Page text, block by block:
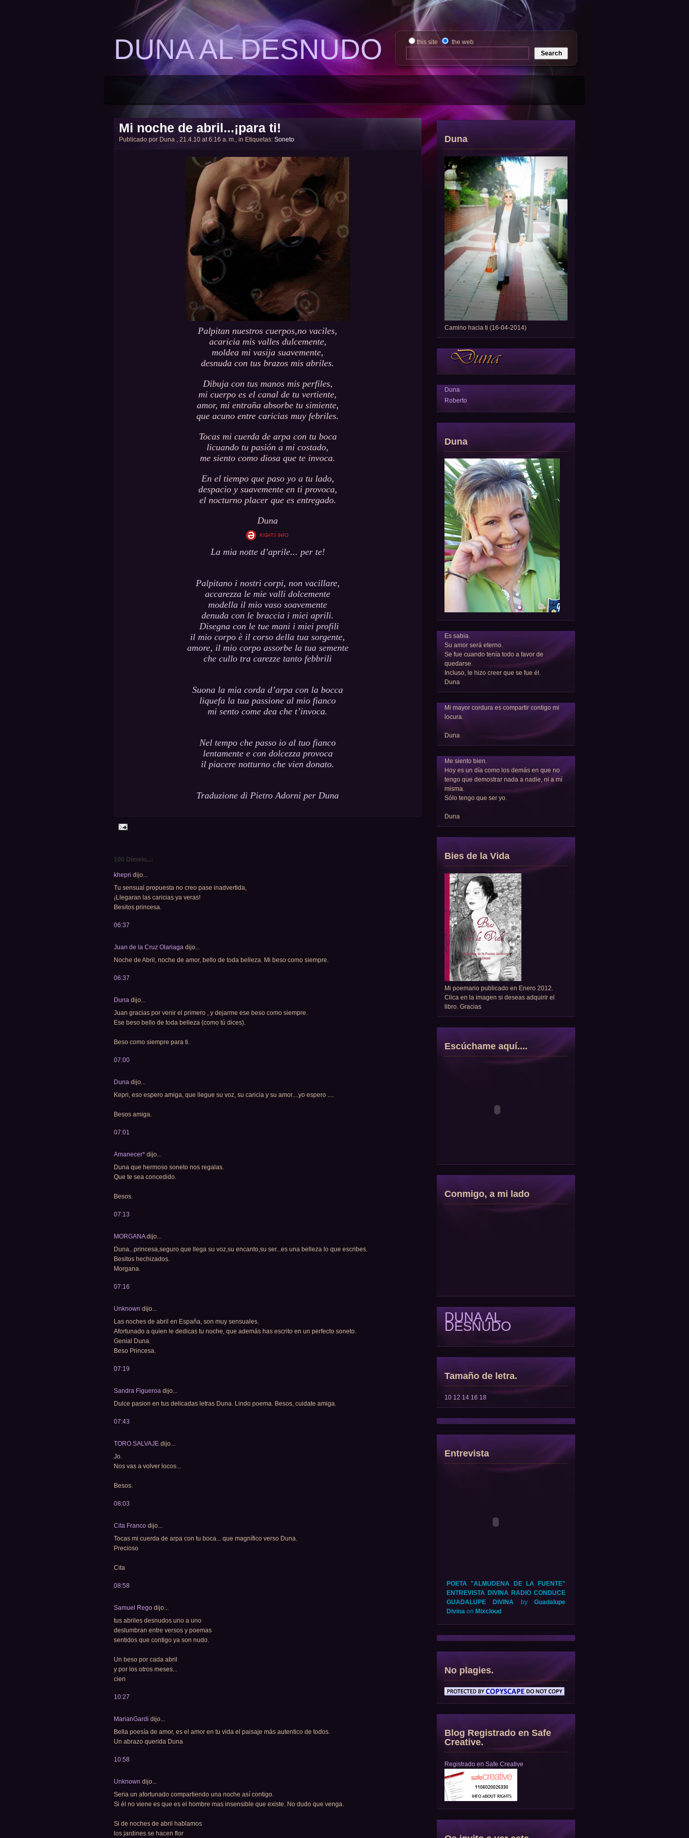
DUNA AL DESNUDO this site the web
Mi noche de abril...¡para ti!
Publicado por Duna , 21.4.10 at 6:16 a. m., in Etiquetas: Soneto
Palpitan nuestros cuerpos,no vaciles,
acaricia mis valles dulcemente,
moldea mi vasija suavemente,
desnuda con tus brazos mis abriles.
Dibuja con tus manos mis perfiles,
mi cuerpo es el canal de tu vertiente,
amor, mi entraña absorbe tu simiente,
que acuno entre caricias muy febriles.
Tocas mi cuerda de arpa con tu boca
licuando tu pasión a mi costado,
me siento como diosa que te invoca.
En el tiempo que paso yo a tu lado,
despacio y suavemente en ti provoca,
el nocturno placer que es entregado.
Duna
La mia notte d’aprile... per te!
Palpitano i nostri corpi, non vacillare,
accarezza le mie valli dolcemente
modella il mio vaso soavemente
denuda con le braccia i miei aprili.
Disegna con le tue mani i miei profili
il mio corpo è il corso della tua sorgente,
amore, il mio corpo assorbe la tua semente
che cullo tra carezze tanto febbrili
Suona la mia corda d’arpa con la bocca
liquefa la tua passione al mio fianco
mi sento come dea che t’invoca.
Nel tempo che passo io al tuo fianco
lentamente e con dolcezza provoca
il piacere notturno che vien donato.
Traduzione di Pietro Adorni per Duna
100 Dímelo...:
khepri dijo...
Tu sensual propuesta no creo pase inadvertida,
¡Llegaran las caricias ya veras!
Besitos princesa.
06:37
Juan de la Cruz Olariaga dijo...
Noche de Abril, noche de amor, bello de toda belleza. Mi beso como siempre.
06:37
Duna dijo...
Juan gracias por venir el primero , y dejarme ese beso como siempre.
Ese beso bello de toda belleza (como tú dices).
Beso como siempre para ti.
07:00
Duna dijo...
Kepri, eso espero amiga, que llegue su voz, su caricia y su amor....yo espero ....
Besos amiga.
07:01
Amanecer* dijo...
Duna que hermoso soneto nos regalas.
Que te sea concedido.
Besos.
07:13
MORGANAdijo...
Duna...princesa,seguro que llega su voz,su encanto,su ser...es una belleza lo que escribes.
Besitos hechizados.
Morgana.
07:16
Unknown dijo...
Las noches de abril en España, son muy sensuales.
Afortunado a quien le dedicas tu noche, que además has escrito en un perfecto soneto.
Genial Duna.
Beso Princesa.
07:19
Sandra Figueroa dijo...
Dulce pasion en tus delicadas letras Duna. Lindo poema. Besos, cuidate amiga.
07:43
TORO SALVAJE dijo...
Jo.
Nos vas a volver locos...
Besos.
08:03
Cita Franco dijo...
Tocas mi cuerda de arpa con tu boca... que magnífico verso Duna.
Precioso
Cita
08:58
Samuel Rego dijo...
tus abriles desnudos uno a uno
deslumbran entre versos y poemas
sentidos que contigo ya son nudo.
Un beso por cada abril
y por los otros meses...
cien
10:27
MarianGardi dijo...
Bella poesía de amor, es el amor en tu vida el paisaje más autentico de todos.
Un abrazo querida Duna
10:58
Unknown dijo...
Seria un afortunado compartiendo una noche así contigo.
Si él no viene es que es el hombre mas insensible que existe. No dudo que venga.
Si de noches de abril hablamos
los jardines se hacen flor
Duna
Camino hacia ti (16-04-2014)
Duna
Roberto
Duna
Es sabia.
Su amor será eterno.
Se fue cuando tenía todo a favor de
quedarse.
Incluso, le hizo creer que se fue él.
Duna
Mi mayor cordura es compartir contigo mi
locura.
Duna
Me siento bien.
Hoy es un día como los demás en que no
tengo que demostrar nada a nadie, ni a mí
misma.
Sólo tengo que ser yo.
Duna
Bies de la Vida
Mi poemario publicado en Enero 2012.
Clica en la imagen si deseas adquirir el
libro. Gracias
Escúchame aquí....
Conmigo, a mi lado
DUNA AL
DESNUDO
Tamaño de letra.
10 12 14 16 18
Entrevista
POETA "ALMUDENA DE LA FUENTE"
ENTREVISTA DIVINA RADIO CONDUCE
GUADALUPE DIVINA byGuadalupe
Divina on Mixcloud
No plagies.
Blog Registrado en Safe
Creative.
Registrado en Safe Creative